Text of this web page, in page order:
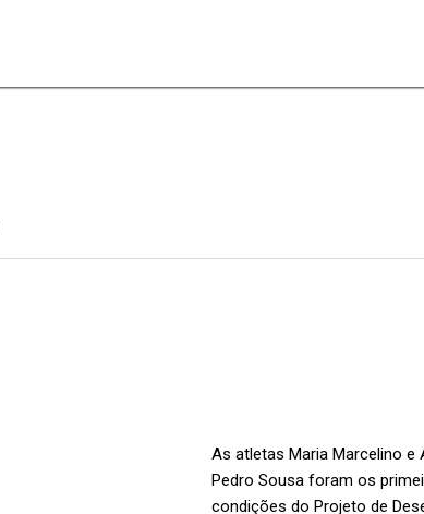
As atletas Maria Marcelino e
Pedro Sousa foram os
condições do Projeto de